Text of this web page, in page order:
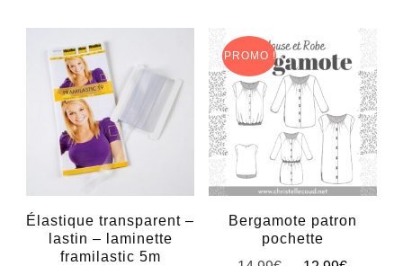
Élastique transparent –
lastin – laminette
framilastic 5m
PROMO !
Bergamote patron
pochette